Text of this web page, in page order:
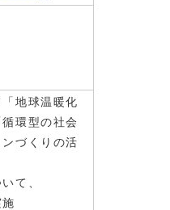
地球温暖化
環型の社会
づくりの活
て、